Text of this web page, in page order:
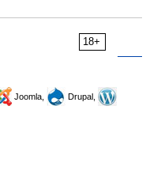
18+
Joomla,
Drupal,